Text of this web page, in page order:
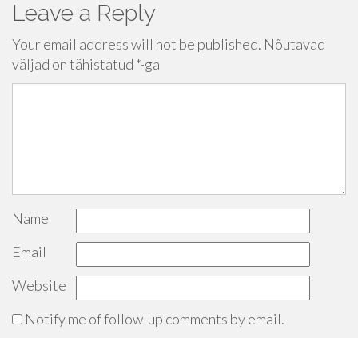
Leave a Reply
Your email address will not be published. Nõutavad
väljad on tähistatud *-ga
Name
Email
Website
Notify me of follow-up comments by email.